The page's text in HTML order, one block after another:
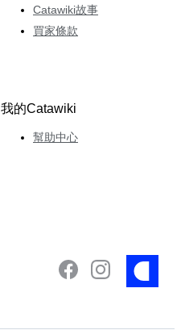
Catawiki故事
買家條款
我的Catawiki
幫助中心